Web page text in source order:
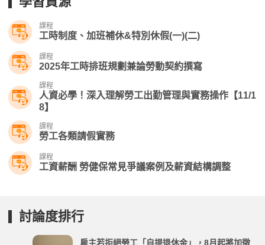
課程
工時制度、加班補休&特別休假(一)(二)
課程
2025年工時排班規劃兼論勞動契約撰寫
課程
人資必學！深入理解勞工出勤管理與實務操作【11/1
8】
課程
勞工各類請假實務
課程
工資薪酬 勞健保常見爭議案例及薪資結構調整
討論度排行
雇主若拒絕勞工「自提退休金」，8月起將加徵